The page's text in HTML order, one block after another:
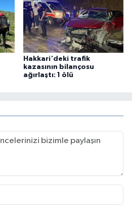
Hakkari'deki trafik
kazasının bilançosu
ağırlaştı: 1 ölü